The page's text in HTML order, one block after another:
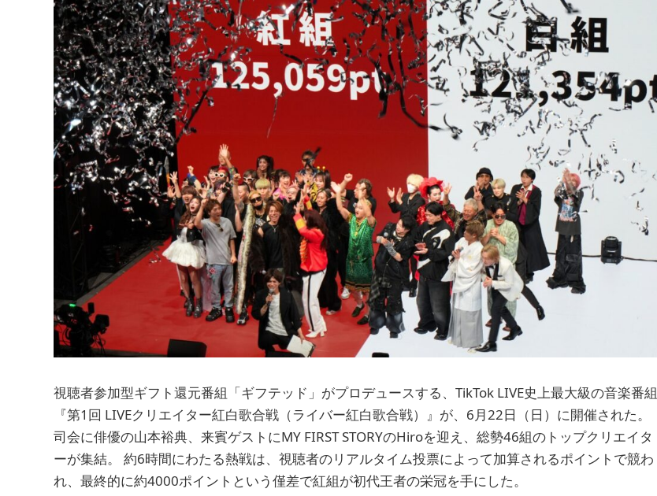
視聴者参加型ギフト還元番組「ギフテッド」がプロデュースする、TikTok LIVE史上最大級の音楽番組
『第1回 LIVEクリエイター紅白歌合戦（ライバー紅白歌合戦）』が、6月22日（日）に開催された。
司会に俳優の山本裕典、来賓ゲストにMY FIRST STORYのHiroを迎え、総勢46組のトップクリエイタ
ーが集結。 約6時間にわたる熱戦は、視聴者のリアルタイム投票によって加算されるポイントで競わ
れ、最終的に約4000ポイントという僅差で紅組が初代王者の栄冠を手にした。